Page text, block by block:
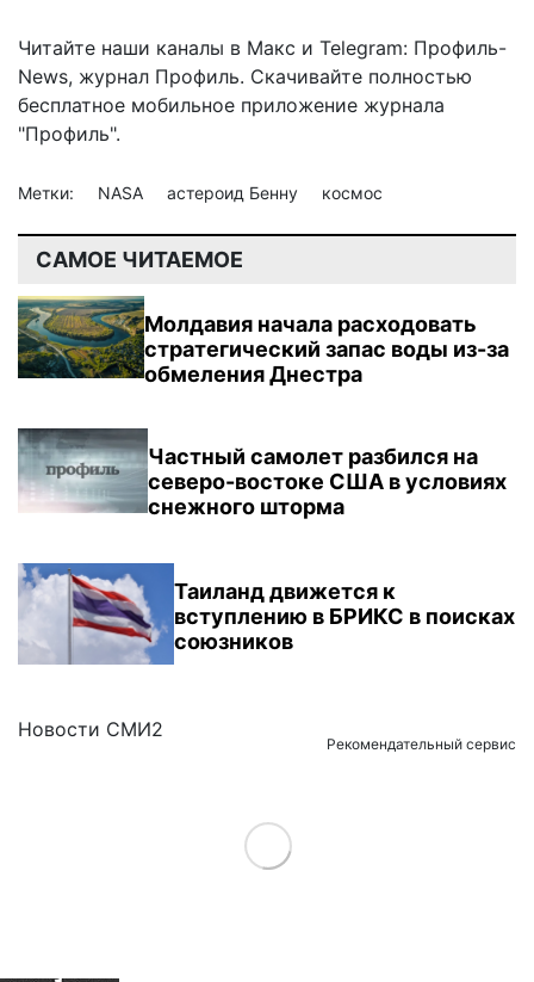
Читайте наши каналы в Макс и Telegram: Профиль-
News, журнал Профиль. Скачивайте полностью
бесплатное мобильное приложение журнала
"Профиль".
Метки: NASA астероид Бенну космос
САМОЕ ЧИТАЕМОЕ
Молдавия начала расходовать
стратегический запас воды из-за
обмеления Днестра
Частный самолет разбился на
северо-востоке США в условиях
снежного шторма
Таиланд движется к
вступлению в БРИКС в поисках
союзников
Новости СМИ2
Рекомендательный сервис
Load More